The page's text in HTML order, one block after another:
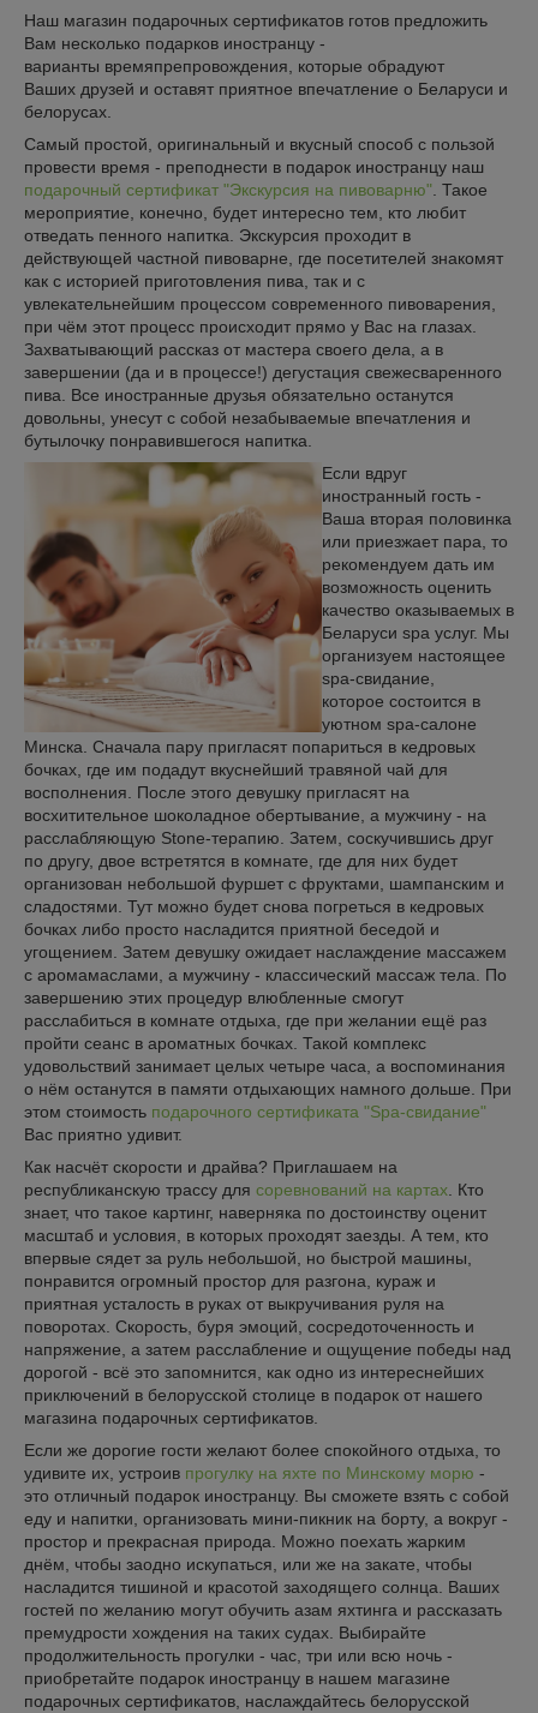
Наш магазин подарочных сертификатов готов предложить
Вам несколько подарков иностранцу -
варианты времяпрепровождения, которые обрадуют
Ваших друзей и оставят приятное впечатление о Беларуси и
белорусах.
Самый простой, оригинальный и вкусный способ с пользой
провести время - преподнести в подарок иностранцу наш
подарочный сертификат "Экскурсия на пивоварню" . Такое
мероприятие, конечно, будет интересно тем, кто любит
отведать пенного напитка. Экскурсия проходит в
действующей частной пивоварне, где посетителей знакомят
как с историей приготовления пива, так и с
увлекательнейшим процессом современного пивоварения,
при чём этот процесс происходит прямо у Вас на глазах.
Захватывающий рассказ от мастера своего дела, а в
завершении (да и в процессе!) дегустация свежесваренного
пива. Все иностранные друзья обязательно останутся
довольны, унесут с собой незабываемые впечатления и
бутылочку понравившегося напитка.
Если вдруг
иностранный гость -
Ваша вторая половинка
или приезжает пара, то
рекомендуем дать им
возможность оценить
качество оказываемых в
Беларуси spa услуг. Мы
организуем настоящее
spa-свидание,
которое состоится в
уютном spa-салоне
Минска. Сначала пару пригласят попариться в кедровых
бочках, где им подадут вкуснейший травяной чай для
восполнения. После этого девушку пригласят на
восхитительное шоколадное обертывание, а мужчину - на
расслабляющую Stone-терапию. Затем, соскучившись друг
по другу, двое встретятся в комнате, где для них будет
организован небольшой фуршет с фруктами, шампанским и
сладостями. Тут можно будет снова погреться в кедровых
бочках либо просто насладится приятной беседой и
угощением. Затем девушку ожидает наслаждение массажем
с аромамаслами, а мужчину - классический массаж тела. По
завершению этих процедур влюбленные смогут
расслабиться в комнате отдыха, где при желании ещё раз
пройти сеанс в ароматных бочках. Такой комплекс
удовольствий занимает целых четыре часа, а воспоминания
о нём останутся в памяти отдыхающих намного дольше. При
этом стоимость подарочного сертификата "Spa-свидание"
Вас приятно удивит.
Как насчёт скорости и драйва? Приглашаем на
республиканскую трассу для соревнований на картах . Кто
знает, что такое картинг, наверняка по достоинству оценит
масштаб и условия, в которых проходят заезды. А тем, кто
впервые сядет за руль небольшой, но быстрой машины,
понравится огромный простор для разгона, кураж и
приятная усталость в руках от выкручивания руля на
поворотах. Скорость, буря эмоций, сосредоточенность и
напряжение, а затем расслабление и ощущение победы над
дорогой - всё это запомнится, как одно из интереснейших
приключений в белорусской столице в подарок от нашего
магазина подарочных сертификатов.
Если же дорогие гости желают более спокойного отдыха, то
удивите их, устроив прогулку на яхте по Минскому морю -
это отличный подарок иностранцу. Вы сможете взять с собой
еду и напитки, организовать мини-пикник на борту, а вокруг -
простор и прекрасная природа. Можно поехать жарким
днём, чтобы заодно искупаться, или же на закате, чтобы
насладится тишиной и красотой заходящего солнца. Ваших
гостей по желанию могут обучить азам яхтинга и рассказать
премудрости хождения на таких судах. Выбирайте
продолжительность прогулки - час, три или всю ночь -
приобретайте подарок иностранцу в нашем магазине
подарочных сертификатов, наслаждайтесь белорусской